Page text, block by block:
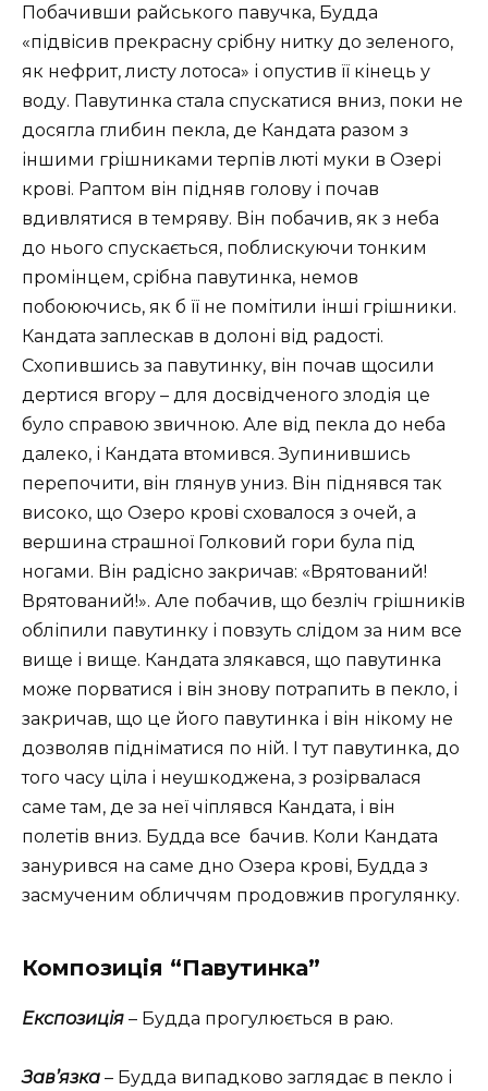
Побачивши райського павучка, Будда
«підвісив прекрасну срібну нитку до зеленого,
як нефрит, листу лотоса» і опустив її кінець у
воду. Павутинка стала спускатися вниз, поки не
досягла глибин пекла, де Кандата разом з
іншими грішниками терпів люті муки в Озері
крові. Раптом він підняв голову і почав
вдивлятися в темряву. Він побачив, як з неба
до нього спускається, поблискуючи тонким
промінцем, срібна павутинка, немов
побоюючись, як б її не помітили інші грішники.
Кандата заплескав в долоні від радості.
Схопившись за павутинку, він почав щосили
дертися вгору – для досвідченого злодія це
було справою звичною. Але від пекла до неба
далеко, і Кандата втомився. Зупинившись
перепочити, він глянув униз. Він піднявся так
високо, що Озеро крові сховалося з очей, а
вершина страшної Голковий гори була під
ногами. Він радісно закричав: «Врятований!
Врятований!». Але побачив, що безліч грішників
обліпили павутинку і повзуть слідом за ним все
вище і вище. Кандата злякався, що павутинка
може порватися і він знову потрапить в пекло, і
закричав, що це його павутинка і він нікому не
дозволяв підніматися по ній. І тут павутинка, до
того часу ціла і неушкоджена, з розірвалася
саме там, де за неї чіплявся Кандата, і він
полетів вниз. Будда все бачив. Коли Кандата
занурився на саме дно Озера крові, Будда з
засмученим обличчям продовжив прогулянку.
Композиція “Павутинка”
Експозиція – Будда прогулюється в раю.
Зав’язка – Будда випадково заглядає в пекло і